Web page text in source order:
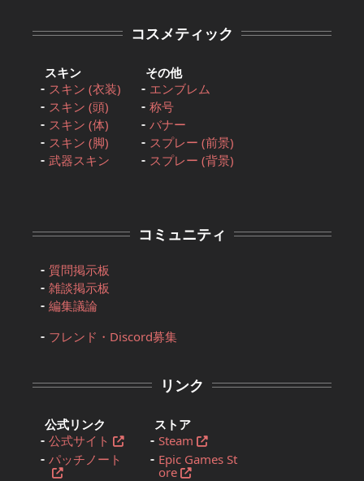
コスメティック
スキン
スキン (衣装)
スキン (頭)
スキン (体)
スキン (脚)
武器スキン
その他
エンブレム
称号
バナー
スプレー (前景)
スプレー (背景)
コミュニティ
質問掲示板
雑談掲示板
編集議論
フレンド・Discord募集
リンク
公式リンク
公式サイト
パッチノート
ストア
Steam
Epic Games St
ore